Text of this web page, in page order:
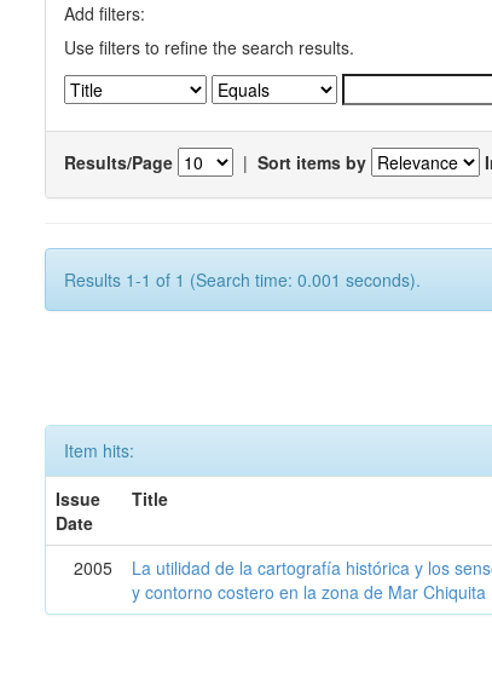
Add filters:
Use filters to refine the search results.
Results/Page | Sort items by
Results 1-1 of 1 (Search time: 0.001 seconds).
Item hits:
Issue
Date
Title
2005
La utilidad de la cartografía histórica y los
y contorno costero en la zona de Mar Chiquita